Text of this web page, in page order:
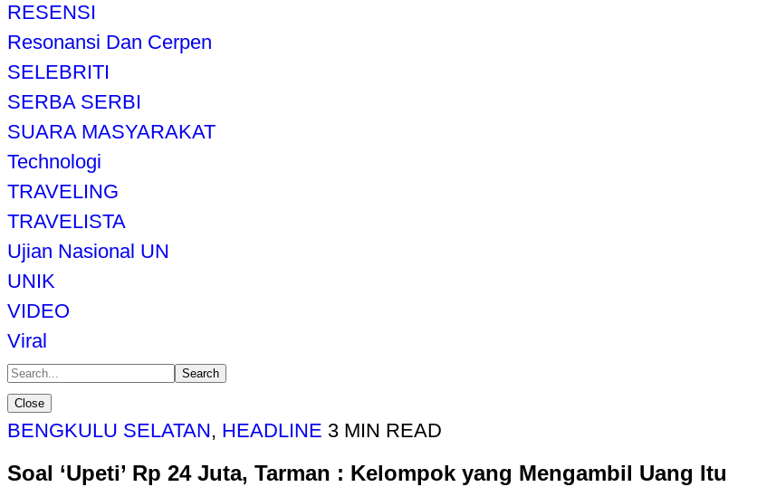
RESENSI
Resonansi Dan Cerpen
SELEBRITI
SERBA SERBI
SUARA MASYARAKAT
Technologi
TRAVELING
TRAVELISTA
Ujian Nasional UN
UNIK
VIDEO
Viral
Search
Close
BENGKULU SELATAN, HEADLINE 3 MIN READ
Soal ‘Upeti’ Rp 24 Juta, Tarman : Kelompok yang Mengambil Uang Itu